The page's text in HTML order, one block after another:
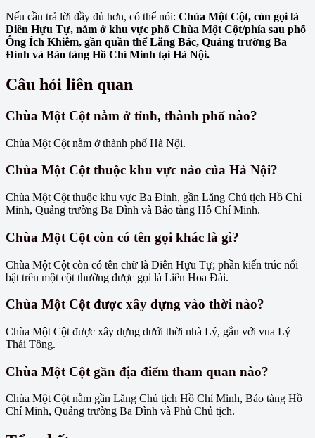
Nếu cần trả lời đầy đủ hơn, có thể nói: Chùa Một Cột, còn gọi là
Diên Hựu Tự, nằm ở khu vực phố Chùa Một Cột/phía sau phố
Ông Ích Khiêm, gần quần thể Lăng Bác, Quảng trường Ba
Đình và Bảo tàng Hồ Chí Minh tại Hà Nội.
Câu hỏi liên quan
Chùa Một Cột nằm ở tỉnh, thành phố nào?
Chùa Một Cột nằm ở thành phố Hà Nội.
Chùa Một Cột thuộc khu vực nào của Hà Nội?
Chùa Một Cột thuộc khu vực Ba Đình, gần Lăng Chủ tịch Hồ Chí
Minh, Quảng trường Ba Đình và Bảo tàng Hồ Chí Minh.
Chùa Một Cột còn có tên gọi khác là gì?
Chùa Một Cột còn có tên chữ là Diên Hựu Tự; phần kiến trúc nổi
bật trên một cột thường được gọi là Liên Hoa Đài.
Chùa Một Cột được xây dựng vào thời nào?
Chùa Một Cột được xây dựng dưới thời nhà Lý, gắn với vua Lý
Thái Tông.
Chùa Một Cột gần địa điểm tham quan nào?
Chùa Một Cột nằm gần Lăng Chủ tịch Hồ Chí Minh, Bảo tàng Hồ
Chí Minh, Quảng trường Ba Đình và Phủ Chủ tịch.